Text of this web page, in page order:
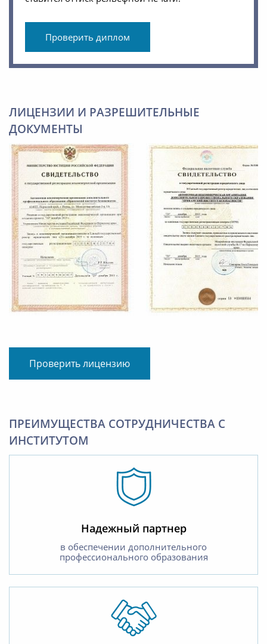
Проверить диплом
ЛИЦЕНЗИИ И РАЗРЕШИТЕЛЬНЫЕ
ДОКУМЕНТЫ
Проверить лицензию
ПРЕИМУЩЕСТВА СОТРУДНИЧЕСТВА С
ИНСТИТУТОМ
Надежный партнер
в обеспечении дополнительного
профессионального образования